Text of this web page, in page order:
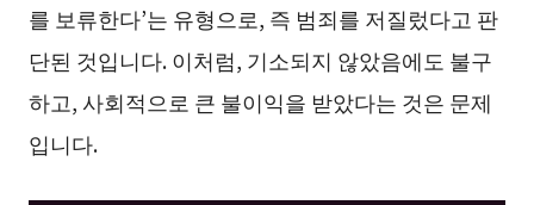
를 보류한다’는 유형으로, 즉 범죄를 저질렀다고 판
단된 것입니다. 이처럼, 기소되지 않았음에도 불구
하고, 사회적으로 큰 불이익을 받았다는 것은 문제
입니다.